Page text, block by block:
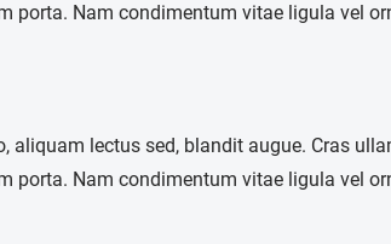
porta. Nam condimentum vitae ligula vel
aliquam lectus sed, blandit augue. Cras
porta. Nam condimentum vitae ligula vel